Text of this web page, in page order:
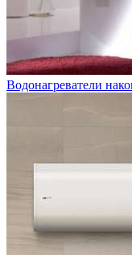
Водонагреватели